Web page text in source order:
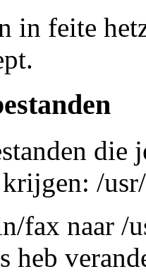
in feite
die
krijgen: /
fax naar /
heb